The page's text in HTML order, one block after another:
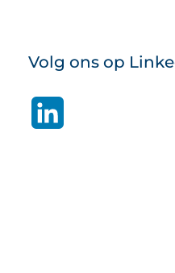
Volg ons op